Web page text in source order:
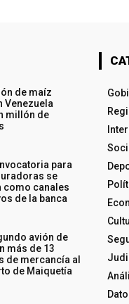
de maíz
Venezuela
millón de
para
se
como canales
de la banca
avión de
más de 13
de mercancía al
de Maiquetía